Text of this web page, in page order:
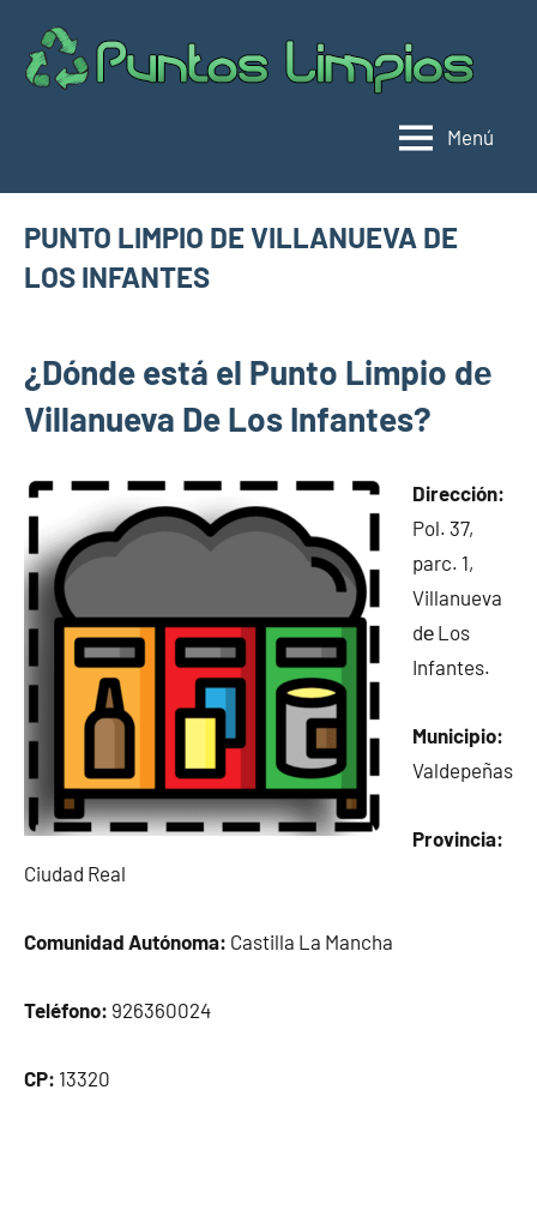
contenido
Menú
PUNTO LIMPIO DE VILLANUEVA DE
LOS INFANTES
limpios en
municipios
de Ciudad
2025
¿Dónde está el Punto Limpio dе
Villanueva De Los Infantes?
Dirección:
Pol. 37,
parc. 1,
Villanueva
dе Los
Infantes.
Municipio:
Valdepeñas
Provincia:
Ciudad Real
Comunidad Autónoma: Castilla La Mancha
Teléfono: 926360024
CP: 13320